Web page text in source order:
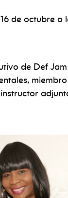
de octubre a
de Def Jam